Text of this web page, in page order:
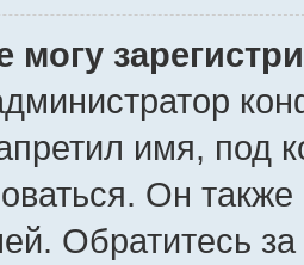
могу
имя, под
Он
Обратитесь